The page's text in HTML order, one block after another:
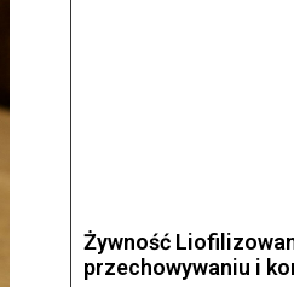
Żywność
przechowywaniu i